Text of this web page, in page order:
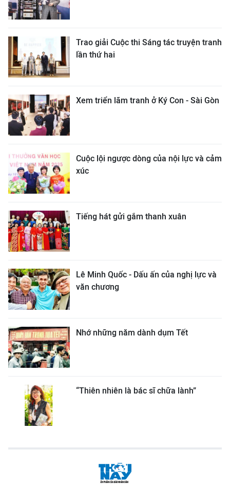
Trao giải Cuộc thi Sáng tác truyện tranh
lần thứ hai
Xem triển lãm tranh ở Ký Con - Sài Gòn
Cuộc lội ngược dòng của nội lực và cảm
xúc
Tiếng hát gửi gắm thanh xuân
Lê Minh Quốc - Dấu ấn của nghị lực và
văn chương
Nhớ những năm dành dụm Tết
“Thiên nhiên là bác sĩ chữa lành”